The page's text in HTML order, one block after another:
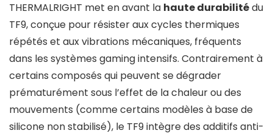
THERMALRIGHT met en avant la haute durabilitédu
TF9, conçue pour résister aux cycles thermiques
répétés et aux vibrations mécaniques, fréquents
dans les systèmes gaming intensifs. Contrairement à
certains composés qui peuvent se dégrader
prématurément sous l’effet de la chaleur ou des
mouvements (comme certains modèles à base de
silicone non stabilisé), le TF9 intègre des additifs anti-